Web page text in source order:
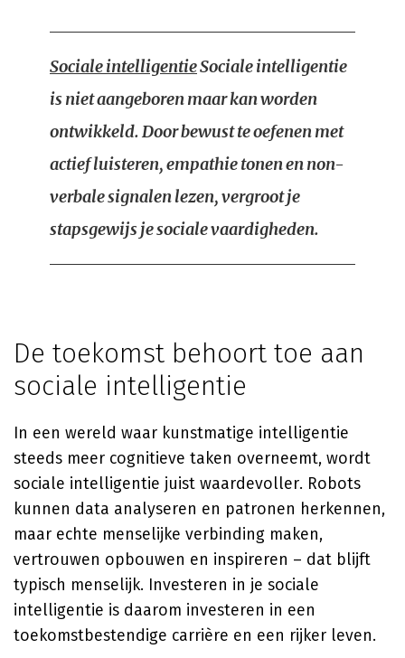
Sociale intelligentieSociale intelligentie
is niet aangeboren maar kan worden
ontwikkeld. Door bewust te oefenen met
actief luisteren, empathie tonen en non-
verbale signalen lezen, vergroot je
stapsgewijs je sociale vaardigheden.
De toekomst behoort toe aan
sociale intelligentie
In een wereld waar kunstmatige intelligentie
steeds meer cognitieve taken overneemt, wordt
sociale intelligentie juist waardevoller. Robots
kunnen data analyseren en patronen herkennen,
maar echte menselijke verbinding maken,
vertrouwen opbouwen en inspireren – dat blijft
typisch menselijk. Investeren in je sociale
intelligentie is daarom investeren in een
toekomstbestendige carrière en een rijker leven.